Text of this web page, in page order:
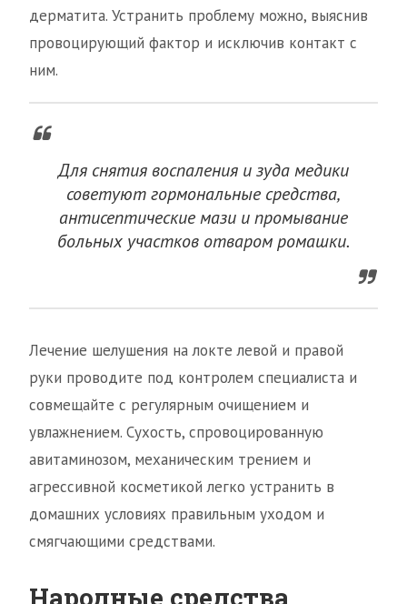
дерматита. Устранить проблему можно, выяснив
провоцирующий фактор и исключив контакт с
ним.
Для снятия воспаления и зуда медики
советуют гормональные средства,
антисептические мази и промывание
больных участков отваром ромашки.
Лечение шелушения на локте левой и правой
руки проводите под контролем специалиста и
совмещайте с регулярным очищением и
увлажнением. Сухость, спровоцированную
авитаминозом, механическим трением и
агрессивной косметикой легко устранить в
домашних условиях правильным уходом и
смягчающими средствами.